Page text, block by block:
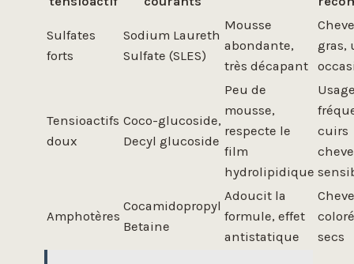
Sulfates
forts
Sodium Laureth
Sulfate (SLES)
Mousse
abondante,
très décapant
gras,
Tensioactifs
doux
Coco-glucoside,
Decyl glucoside
Peu de
mousse,
respecte le
film
hydrolipidique
cuirs
Amphotères
Cocamidopropyl
Betaine
Adoucit la
formule, effet
antistatique
secs